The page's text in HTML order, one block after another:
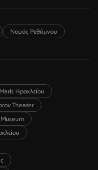
Νομός Ρεθύμνου
Ηρακλείου
Theater